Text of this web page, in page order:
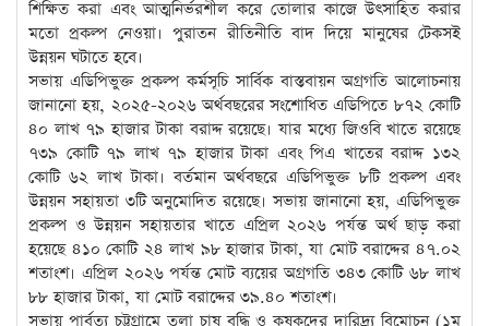
শিক্ষিত করা এবং আত্মনির্ভরশীল করে তোলার কাজে উৎসাহিত করার
মতো প্রকল্প নেওয়া। পুরাতন রীতিনীতি বাদ দিয়ে মানুষের টেকসই
উন্নয়ন ঘটাতে হবে।
সভায় এডিপিভুক্ত প্রকল্প কর্মসূচি সার্বিক বাস্তবায়ন অগ্রগতি আলোচনায়
জানানো হয়, ২০২৫-২০২৬ অর্থবছরের সংশোধিত এডিপিতে ৮৭২ কোটি
৪০ লাখ ৭৯ হাজার টাকা বরাদ্দ রয়েছে। যার মধ্যে জিওবি খাতে রয়েছে
৭৩৯ কোটি ৭৯ লাখ ৭৯ হাজার টাকা এবং পিএ খাতের বরাদ্দ ১৩২
কোটি ৬২ লাখ টাকা। বর্তমান অর্থবছরে এডিপিভুক্ত ৮টি প্রকল্প এবং
উন্নয়ন সহায়তা ৩টি অনুমোদিত রয়েছে। সভায় জানানো হয়, এডিপিভুক্ত
প্রকল্প ও উন্নয়ন সহায়তার খাতে এপ্রিল ২০২৬ পর্যন্ত অর্থ ছাড় করা
হয়েছে ৪১০ কোটি ২৪ লাখ ৯৮ হাজার টাকা, যা মোট বরাদ্দের ৪৭.০২
শতাংশ। এপ্রিল ২০২৬ পর্যন্ত মোট ব্যয়ের অগ্রগতি ৩৪৩ কোটি ৬৮ লাখ
৮৮ হাজার টাকা, যা মোট বরাদ্দের ৩৯.৪০ শতাংশ।
সভায় পার্বত্য চট্টগ্রামে তুলা চাষ বৃদ্ধি ও কৃষকদের দারিদ্র্য বিমোচন (১ম